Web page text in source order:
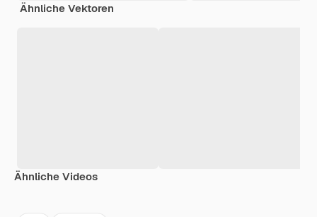
Ähnliche Vektoren
Ähnliche Videos